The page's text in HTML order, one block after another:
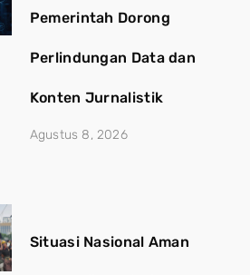
Pemerintah Dorong
Perlindungan Data dan
Konten Jurnalistik
Agustus 8, 2026
Situasi Nasional Aman